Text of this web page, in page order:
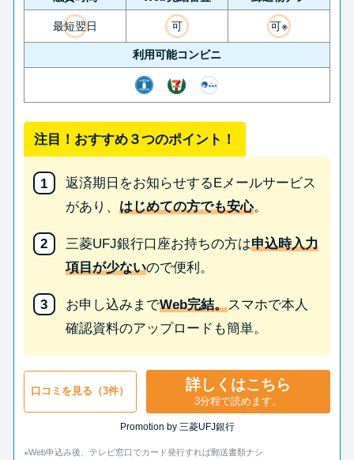
最短翌日 可 可※
利用可能コンビニ
注目！おすすめ３つのポイント！
返済期日をお知らせするEメールサービス
があり、はじめての方でも安心。
三菱UFJ銀行口座お持ちの方は申込時入力
項目が少ないので便利。
お申し込みまでWeb完結。スマホで本人
確認資料のアップロードも簡単。
口コミを見る（3件） 詳しくはこちら
3分程で読めます。
Promotion by 三菱UFJ銀行
※Web申込み後、テレビ窓口でカード発行すれば郵送書類ナシ